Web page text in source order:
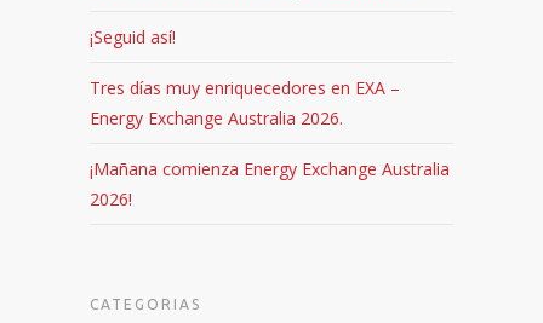
¡Seguid así!
Tres días muy enriquecedores en EXA –
Energy Exchange Australia 2026.
¡Mañana comienza Energy Exchange Australia
2026!
CATEGORIAS